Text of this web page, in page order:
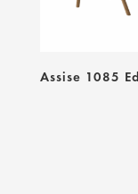
Assise 1085